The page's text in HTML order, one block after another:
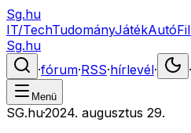
Sg.hu
IT/TechTudományJátékAutó
Sg.hu
·fórum·RSS·hírlevél· ·
Menü
SG.hu·2024. augusztus 29.